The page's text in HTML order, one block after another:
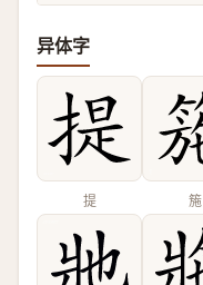
异体字
提 箷